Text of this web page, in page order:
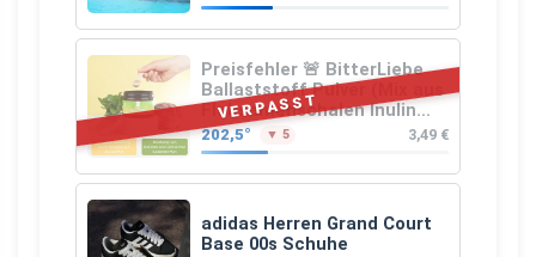
VERPASST
Preisfehler 🚨 BitterLiebe
Ballaststoff Pulver (Mix aus
Flohsamenschalen Inulin
(Präbiotika) Leinsamen &
Apfelfaser)
202,5° ▼ 5 3,49 €
adidas Herren Grand Court
Base 00s Schuhe